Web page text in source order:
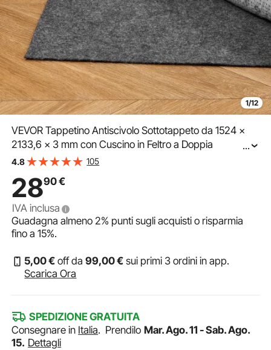
1/12
VEVOR Tappetino Antiscivolo Sottotappeto da 1524 x
2133,6 x 3 mm con Cuscino in Feltro a Doppia
Superficie e Antiscivolo in Gomma, Protezione per
...
4.8 105
2890€
IVA inclusa
Guadagna almeno2% punti sugli acquisti o risparmia
fino a15%.
5,00€ off da99,00€ sui primi 3 ordini in app.
Scarica Ora
SPEDIZIONE GRATUITA
Consegnare in Italia. Prendilo Mar. Ago. 11 - Sab. Ago.
15. Dettagli